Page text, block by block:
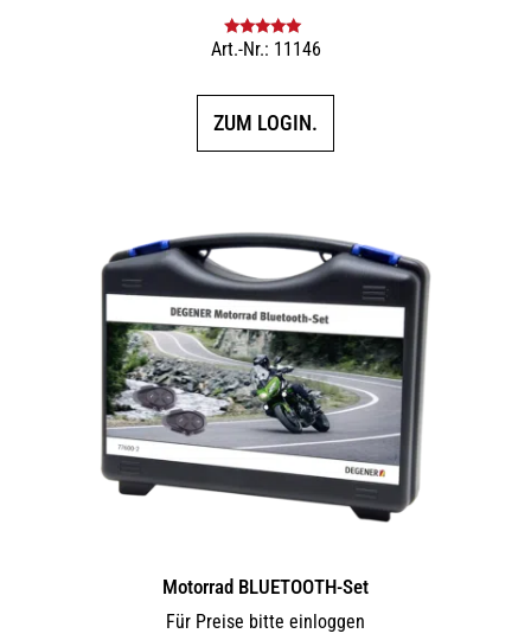
Bewertet mit
Art.-Nr.: 11146
ZUM LOGIN.
Motorrad BLUETOOTH-Set
Für Preise bitte einloggen